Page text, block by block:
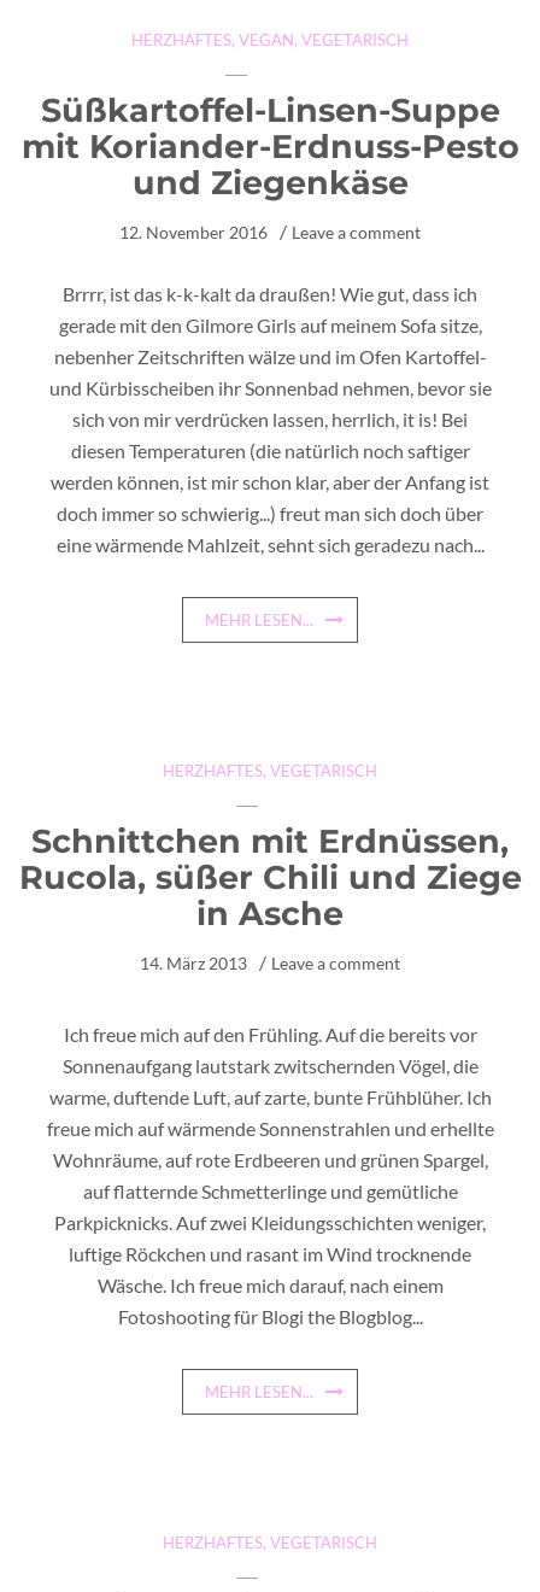
HERZHAFTES, VEGAN, VEGETARISCH
Süßkartoffel-Linsen-Suppe
mit Koriander-Erdnuss-Pesto
und Ziegenkäse
12. November 2016 Leave a comment
Brrrr, ist das k-k-kalt da draußen! Wie gut, dass ich
gerade mit den Gilmore Girls auf meinem Sofa sitze,
nebenher Zeitschriften wälze und im Ofen Kartoffel-
und Kürbisscheiben ihr Sonnenbad nehmen, bevor sie
sich von mir verdrücken lassen, herrlich, it is! Bei
diesen Temperaturen (die natürlich noch saftiger
werden können, ist mir schon klar, aber der Anfang ist
doch immer so schwierig...) freut man sich doch über
eine wärmende Mahlzeit, sehnt sich geradezu nach...
MEHR LESEN...
HERZHAFTES, VEGETARISCH
Schnittchen mit Erdnüssen,
Rucola, süßer Chili und Ziege
in Asche
14. März 2013 Leave a comment
Ich freue mich auf den Frühling. Auf die bereits vor
Sonnenaufgang lautstark zwitschernden Vögel, die
warme, duftende Luft, auf zarte, bunte Frühblüher. Ich
freue mich auf wärmende Sonnenstrahlen und erhellte
Wohnräume, auf rote Erdbeeren und grünen Spargel,
auf flatternde Schmetterlinge und gemütliche
Parkpicknicks. Auf zwei Kleidungsschichten weniger,
luftige Röckchen und rasant im Wind trocknende
Wäsche. Ich freue mich darauf, nach einem
Fotoshooting für Blogi the Blogblog...
MEHR LESEN...
HERZHAFTES, VEGETARISCH